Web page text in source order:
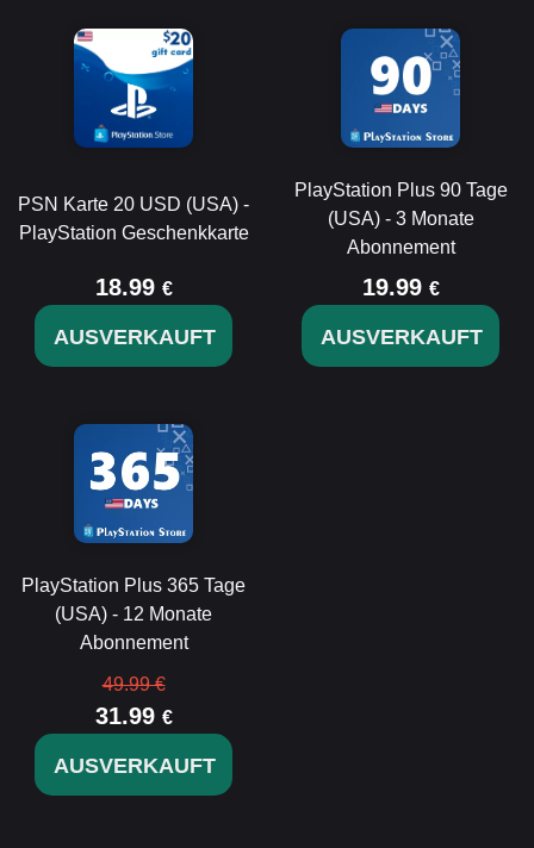
PSN Karte 20 USD (USA) -
PlayStation Geschenkkarte
18.99 €
AUSVERKAUFT
PlayStation Plus 90 Tage
(USA) - 3 Monate
Abonnement
19.99 €
AUSVERKAUFT
PlayStation Plus 365 Tage
(USA) - 12 Monate
Abonnement
49.99 €
31.99 €
AUSVERKAUFT